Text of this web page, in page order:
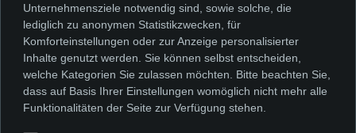
Ich akzeptiere die
Datenschutzerklärung
Unternehmensziele notwendig sind, sowie solche, die
lediglich zu anonymen Statistikzwecken, für
Komforteinstellungen oder zur Anzeige personalisierter
Inhalte genutzt werden. Sie können selbst entscheiden,
welche Kategorien Sie zulassen möchten. Bitte beachten Sie,
dass auf Basis Ihrer Einstellungen womöglich nicht mehr alle
Funktionalitäten der Seite zur Verfügung stehen.